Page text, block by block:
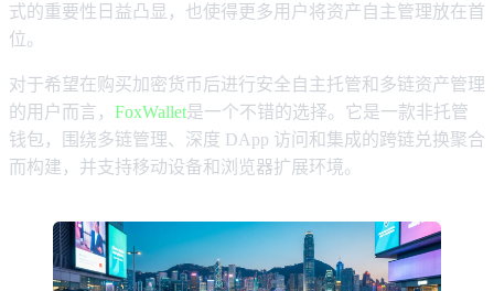
式的重要性日益凸显，也使得更多用户将资产自主管理放在首
位。
对于希望在购买加密货币后进行安全自主托管和多链资产管理
的用户而言， FoxWallet是一个不错的选择。它是一款非托管
钱包，围绕多链管理、深度 DApp 访问和集成的跨链兑换聚合
而构建，并支持移动设备和浏览器扩展环境。